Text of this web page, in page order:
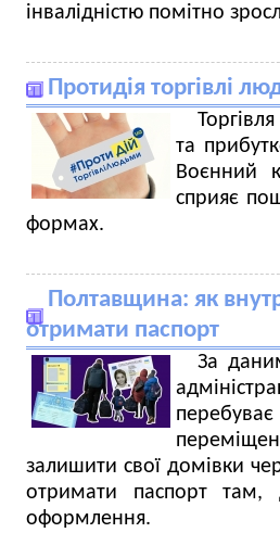
інвалідністю помітно
Протидія торгівлі
та
Воєнний
сприяє
формах.
Полтавщина: як
отримати паспорт
За
залишити свої домівки
отримати паспорт
оформлення.